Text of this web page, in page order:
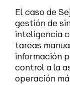
El caso de
gestión de
inteligencia
tareas
información
control a la
operación